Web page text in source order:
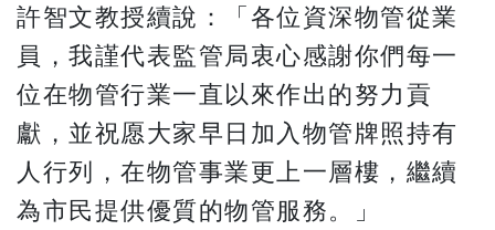
許智文教授續說：「各位資深物管從業
員，我謹代表監管局衷心感謝你們每一
位在物管行業一直以來作出的努力貢
獻，並祝愿大家早日加入物管牌照持有
人行列，在物管事業更上一層樓，繼續
為市民提供優質的物管服務。」